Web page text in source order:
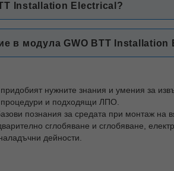
Installation Electrical?
в модула GWO BTT Installation
нужните знания и умения за
процедури и подходящи ЛПО.
познания за средата при монтаж на
сглобяване и сглобяване,
дейности.